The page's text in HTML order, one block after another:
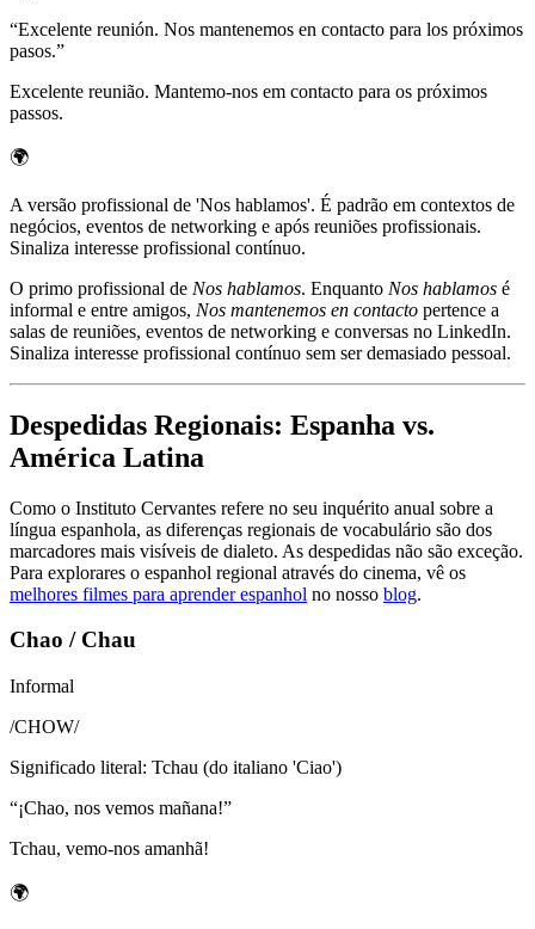
“Excelente reunión. Nos mantenemos en contacto para los próximos
pasos.”
Excelente reunião. Mantemo-nos em contacto para os próximos
passos.
🌍
A versão profissional de 'Nos hablamos'. É padrão em contextos de
negócios, eventos de networking e após reuniões profissionais.
Sinaliza interesse profissional contínuo.
O primo profissional de Nos hablamos. Enquanto Nos hablamos é
informal e entre amigos, Nos mantenemos en contacto pertence a
salas de reuniões, eventos de networking e conversas no LinkedIn.
Sinaliza interesse profissional contínuo sem ser demasiado pessoal.
Despedidas Regionais: Espanha vs.
América Latina
Como o Instituto Cervantes refere no seu inquérito anual sobre a
língua espanhola, as diferenças regionais de vocabulário são dos
marcadores mais visíveis de dialeto. As despedidas não são exceção.
Para explorares o espanhol regional através do cinema, vê os
melhores filmes para aprender espanhol no nosso blog.
Chao / Chau
Informal
/CHOW/
Significado literal: Tchau (do italiano 'Ciao')
“¡Chao, nos vemos mañana!”
Tchau, vemo-nos amanhã!
🌍